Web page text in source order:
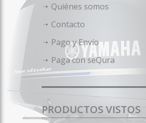
Quiénes somos
Contacto
Pago y Envío
Paga con seQura
PRODUCTOS VISTOS